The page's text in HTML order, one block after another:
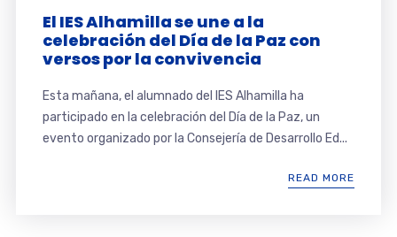
El IES Alhamilla se une a la
celebración del Día de la Paz con
versos por la convivencia
Esta mañana, el alumnado del IES Alhamilla ha
participado en la celebración del Día de la Paz, un
evento organizado por la Consejería de Desarrollo Ed...
READ MORE